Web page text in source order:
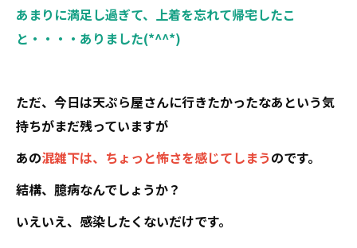
あまりに満足し過ぎて、上着を忘れて帰宅したこ
と・・・・ありました(*^^*)
ただ、今日は天ぷら屋さんに行きたかったなあという気
持ちがまだ残っていますが
あの混雑下は、ちょっと怖さを感じてしまうのです。
結構、臆病なんでしょうか？
いえいえ、感染したくないだけです。